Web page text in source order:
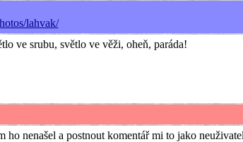
lahvak/
ve srubu, světlo ve věži, oheň, paráda!
ho nenašel a postnout komentář mi to jako